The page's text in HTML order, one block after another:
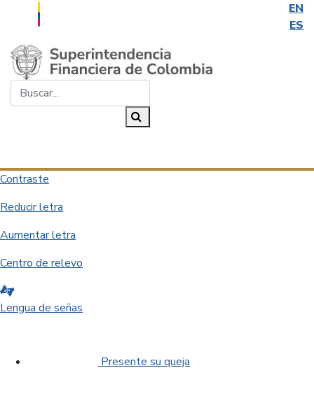
EN
ES
Saltar al contenido principal
Contraste
Reducir letra
Aumentar letra
Centro de relevo
Lengua de señas
Presente su queja